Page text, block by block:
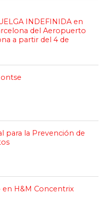
INDEFINIDA en
del Aeropuerto
a partir del 4 de
para la Prevención de
en H&M Concentrix